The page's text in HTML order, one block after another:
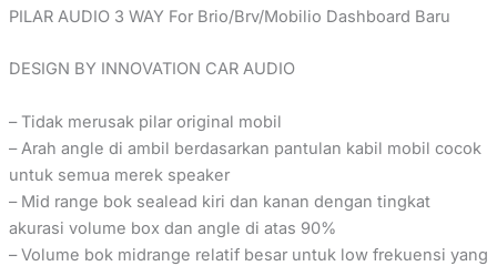
PILAR AUDIO 3 WAY For Brio/Brv/Mobilio Dashboard Baru
DESIGN BY INNOVATION CAR AUDIO
– Tidak merusak pilar original mobil
– Arah angle di ambil berdasarkan pantulan kabil mobil cocok
untuk semua merek speaker
– Mid range bok sealead kiri dan kanan dengan tingkat
akurasi volume box dan angle di atas 90%
– Volume bok midrange relatif besar untuk low frekuensi yang